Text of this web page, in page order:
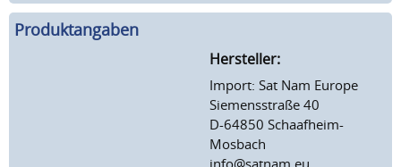
Produktangaben
Hersteller:
Import: Sat Nam Europe
Siemensstraße 40
D-64850 Schaafheim-
Mosbach
info@satnam.eu